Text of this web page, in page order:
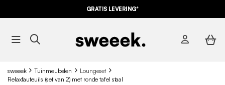
GRATIS LEVERING*
sweeek Tuinmeubelen
Loungeset
Relaxfauteuils (set van 2) met ronde tafel staal